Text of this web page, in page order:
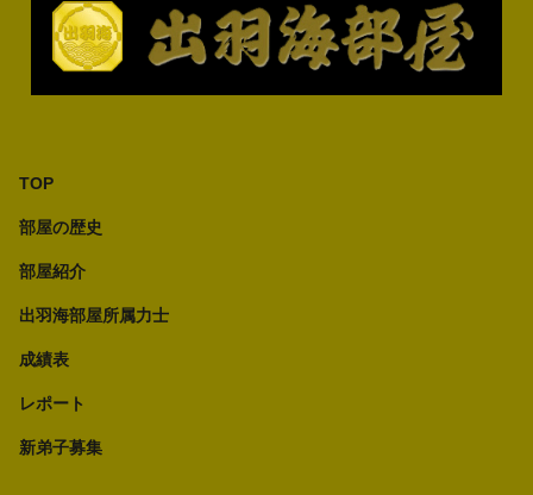
TOP
部屋の歴史
部屋紹介
出羽海部屋所属力士
成績表
レポート
新弟子募集